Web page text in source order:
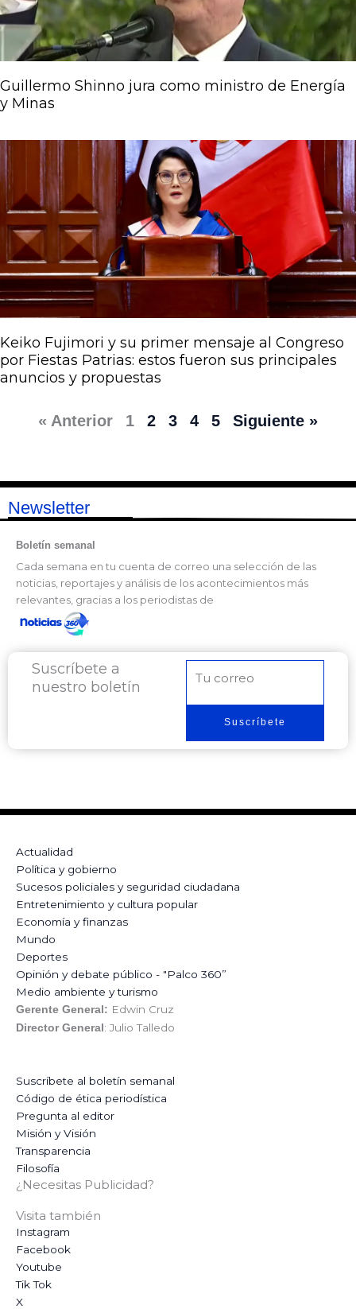
Guillermo Shinno jura como ministro de Energía
y Minas
Keiko Fujimori y su primer mensaje al Congreso
por Fiestas Patrias: estos fueron sus principales
anuncios y propuestas
« Anterior 1 2 3 4 5 Siguiente »
Newsletter
Boletín semanal
Cada semana en tu cuenta de correo una selección de las
noticias, reportajes y análisis de los acontecimientos más
relevantes, gracias a los periodistas de
Suscríbete a
nuestro boletín
electrónico
Suscríbete
Actualidad
Política y gobierno
Sucesos policiales y seguridad ciudadana
Entretenimiento y cultura popular
Economía y finanzas
Mundo
Deportes
Opinión y debate público - "Palco 360”
Medio ambiente y turismo
Gerente General: Edwin Cruz
Director General: Julio Talledo
Suscríbete al boletín semanal
Código de ética periodística
Pregunta al editor
Misión y Visión
Transparencia
Filosofía
¿Necesitas Publicidad?
Visita también
Instagram
Facebook
Youtube
Tik Tok
X